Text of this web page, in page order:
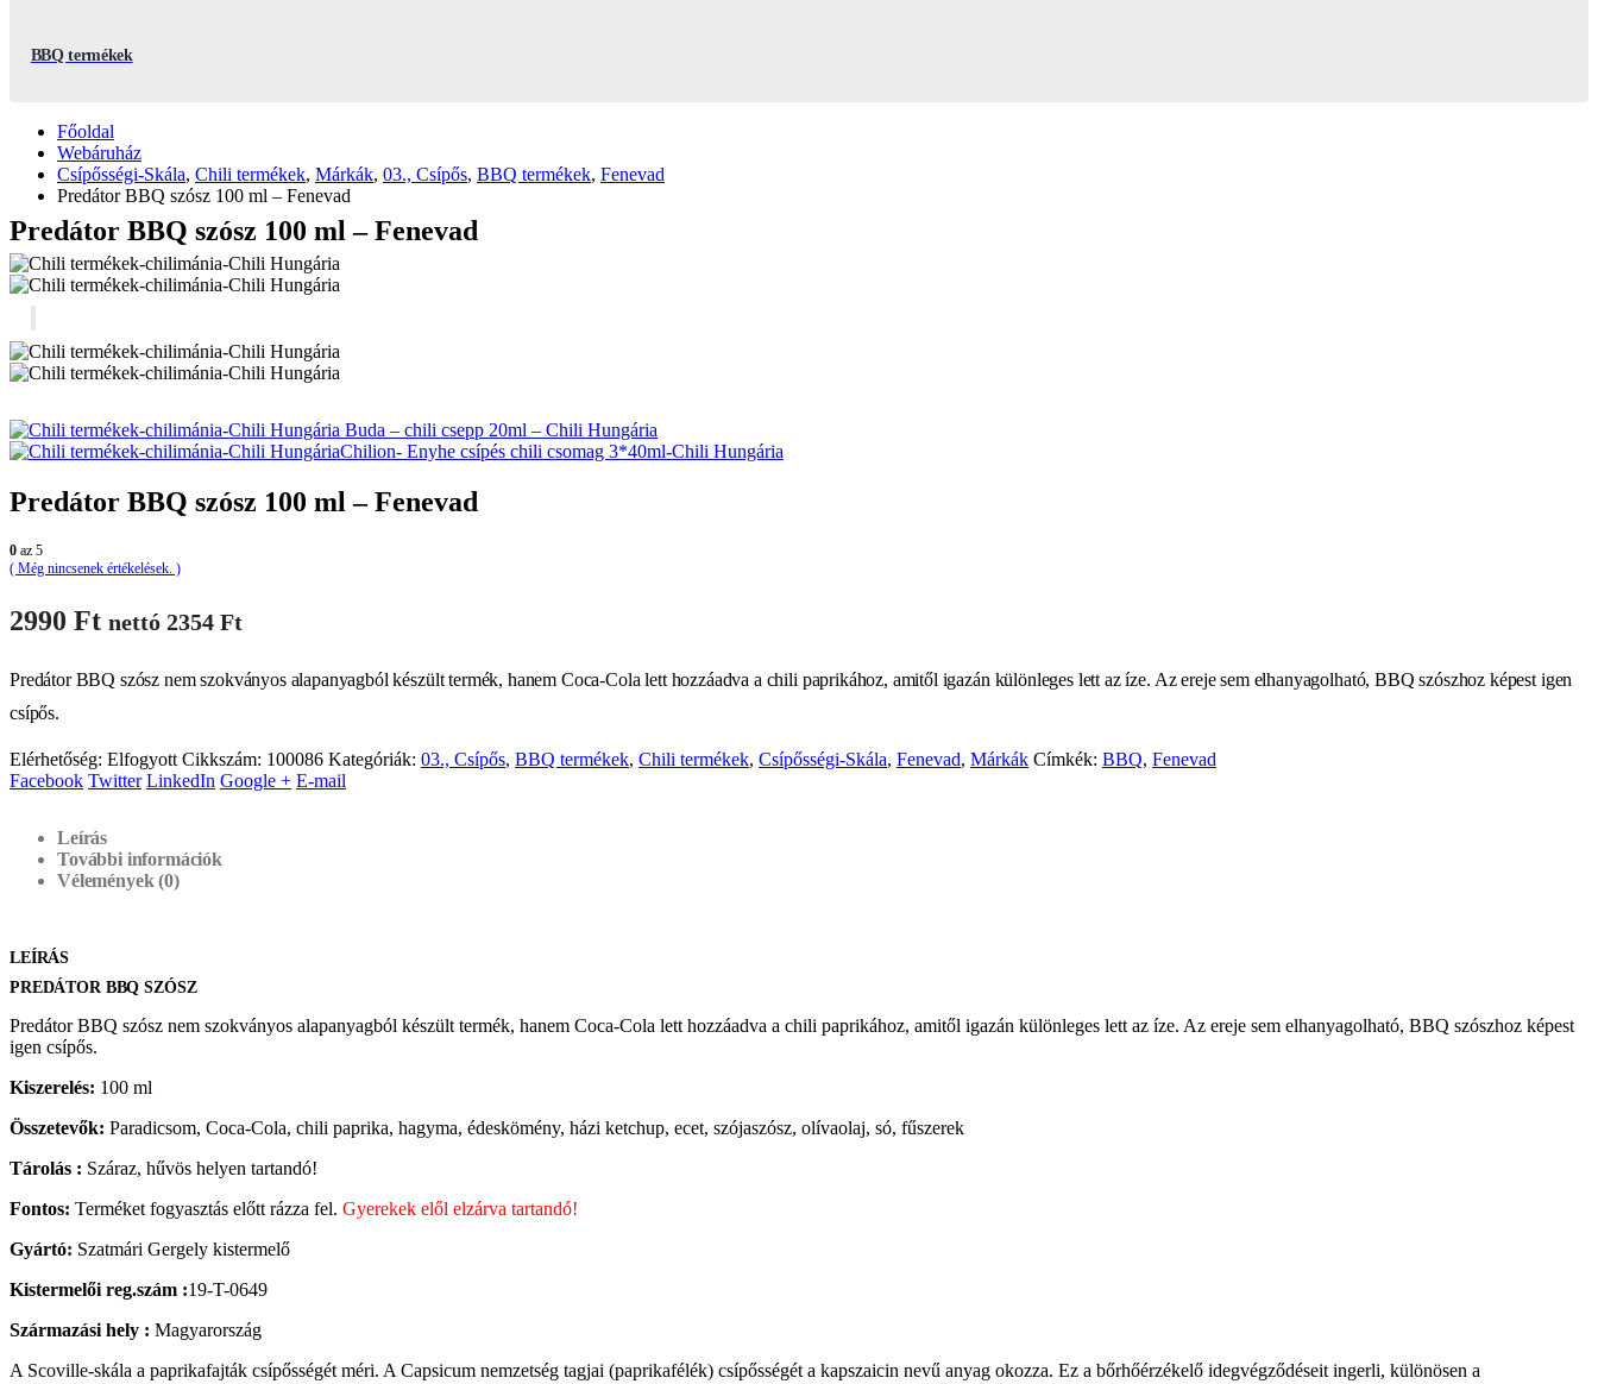
BBQ termékek
Főoldal
Webáruház
Csípősségi-Skála, Chili termékek, Márkák, 03., Csípős, BBQ termékek, Fenevad
Predátor BBQ szósz 100 ml – Fenevad
Predátor BBQ szósz 100 ml – Fenevad
Buda – chili csepp 20ml – Chili Hungária
Enyhe csípés chili csomag 3*40ml-Chili Hungária
Predátor BBQ szósz 100 ml – Fenevad
0 az 5
( Még nincsenek értékelések. )
2990 Ft nettó 2354 Ft
Predátor BBQ szósz nem szokványos alapanyagból készült termék, hanem Coca-Cola lett hozzáadva a chili paprikához, amitől igazán különleges lett az íze. Az ereje sem elhanyagolható, BBQ szószhoz képest igen
csípős.
Elérhetőség: Elfogyott Cikkszám: 100086 Kategóriák: 03., Csípős, BBQ termékek, Chili termékek, Csípősségi-Skála, Fenevad, Márkák Címkék: BBQ, Fenevad
Facebook Twitter LinkedIn Google + E-mail
Leírás
További információk
Vélemények (0)
LEÍRÁS
PREDÁTOR BBQ SZÓSZ
Predátor BBQ szósz nem szokványos alapanyagból készült termék, hanem Coca-Cola lett hozzáadva a chili paprikához, amitől igazán különleges lett az íze. Az ereje sem elhanyagolható, BBQ szószhoz képest
igen csípős.
Kiszerelés: 100 ml
Összetevők: Paradicsom, Coca-Cola, chili paprika, hagyma, édeskömény, házi ketchup, ecet, szójaszósz, olívaolaj, só, fűszerek
Tárolás : Száraz, hűvös helyen tartandó!
Fontos: Terméket fogyasztás előtt rázza fel. Gyerekek elől elzárva tartandó!
Gyártó: Szatmári Gergely kistermelő
Kistermelői reg.szám :19-T-0649
Származási hely : Magyarország
A Scoville-skála a paprikafajták csípősségét méri. A Capsicum nemzetség tagjai (paprikafélék) csípősségét a kapszaicin nevű anyag okozza. Ez a bőrhőérzékelő idegvégződéseit ingerli, különösen a